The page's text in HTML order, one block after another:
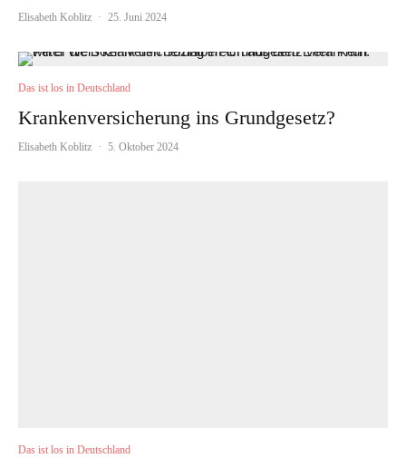
Elisabeth Koblitz · 25. Juni 2024
Das ist los in Deutschland
Krankenversicherung ins Grundgesetz?
Elisabeth Koblitz · 5. Oktober 2024
Das ist los in Deutschland